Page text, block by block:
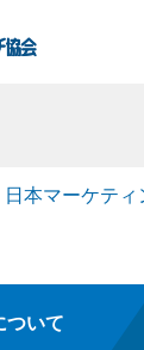
本マーケティ
ついて